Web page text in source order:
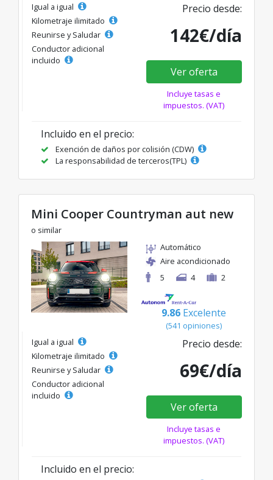
Igual a igual
Kilometraje ilimitado
Reunirse y Saludar
Conductor adicional
incluido
Precio desde:
142€/día
Ver oferta
Incluye tasas e
impuestos. (VAT)
Incluido en el precio:
Exención de daños por colisión (CDW)
La responsabilidad de terceros(TPL)
Mini Cooper Countryman aut new
o similar
Automático
Aire acondicionado
5
4 2
9.86 Excelente
(541 opiniones)
Igual a igual
Kilometraje ilimitado
Reunirse y Saludar
Conductor adicional
incluido
Precio desde:
69€/día
Ver oferta
Incluye tasas e
impuestos. (VAT)
Incluido en el precio: